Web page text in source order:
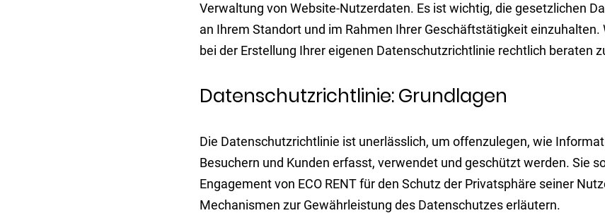
Verwaltung von Website-Nutzerdaten. Es ist wichtig, die gesetzlichen
an Ihrem Standort und im Rahmen Ihrer Geschäftstätigkeit einzuhalten.
bei der Erstellung Ihrer eigenen Datenschutzrichtlinie rechtlich beraten
Datenschutzrichtlinie: Grundlagen
Die Datenschutzrichtlinie ist unerlässlich, um offenzulegen, wie
Besuchern und Kunden erfasst, verwendet und geschützt werden. Sie
Engagement von ECO RENT für den Schutz der Privatsphäre seiner
Mechanismen zur Gewährleistung des Datenschutzes erläutern.